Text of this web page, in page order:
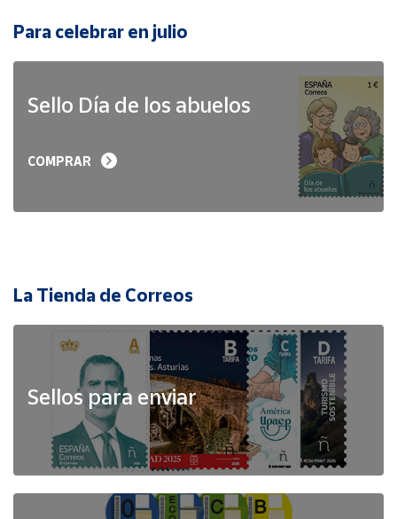
Para celebrar en julio
Sello Día de los abuelos
COMPRAR
La Tienda de Correos
Sellos para enviar